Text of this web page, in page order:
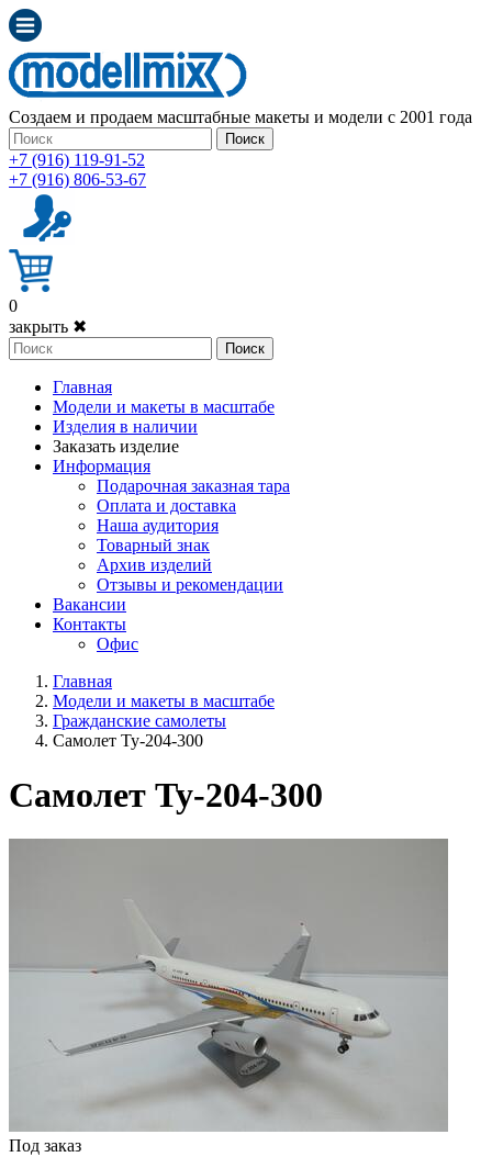
Создаем и продаем масштабные макеты и модели с 2001 года
Поиск
+7 (916) 119-91-52
+7 (916) 806-53-67
0
закрыть ✖
Поиск
Главная
Модели и макеты в масштабе
Изделия в наличии
Заказать изделие
Информация
Подарочная заказная тара
Оплата и доставка
Наша аудитория
Товарный знак
Архив изделий
Отзывы и рекомендации
Вакансии
Контакты
Офис
Главная
Модели и макеты в масштабе
Гражданские самолеты
Самолет Ту-204-300
Самолет Ту-204-300
Под заказ